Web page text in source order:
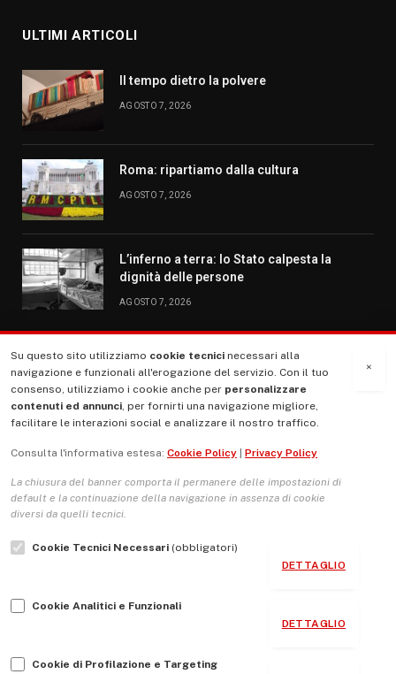
ULTIMI ARTICOLI
Il tempo dietro la polvere
AGOSTO 7, 2026
Roma: ripartiamo dalla cultura
AGOSTO 7, 2026
L’inferno a terra: lo Stato calpesta la
dignità delle persone
AGOSTO 7, 2026
MENU
La Nostra Storia
Le Copertine
L’Associazione
Indirizzo Socio Politico Culturale
Guida per le autrici e gli autori
×
Su questo sito utilizziamo cookie tecnici necessari alla
navigazione e funzionali all'erogazione del servizio. Con il tuo
consenso, utilizziamo i cookie anche per personalizzare
contenuti ed annunci, per fornirti una navigazione migliore,
facilitare le interazioni social e analizzare il nostro traffico.
Consulta l'informativa estesa: Cookie Policy Privacy Policy
La chiusura del banner comporta il permanere delle impostazioni di
default e la continuazione della navigazione in assenza di cookie
diversi da quelli tecnici.
Cookie Tecnici Necessari (obbligatori)
DETTAGLIO
Cookie Analitici e Funzionali
DETTAGLIO
Cookie di Profilazione e Targeting